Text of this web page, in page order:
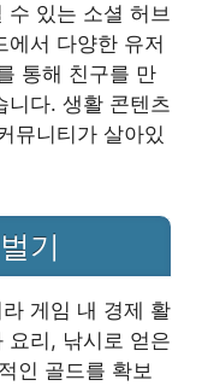
수 있는 소셜 허브
에서 다양한 유저
통해 친구를 만
니다. 생활 콘텐츠
뮤니티가 살아있
기
게임 내 경제 활
요리, 낚시로 얻은
인 골드를 확보